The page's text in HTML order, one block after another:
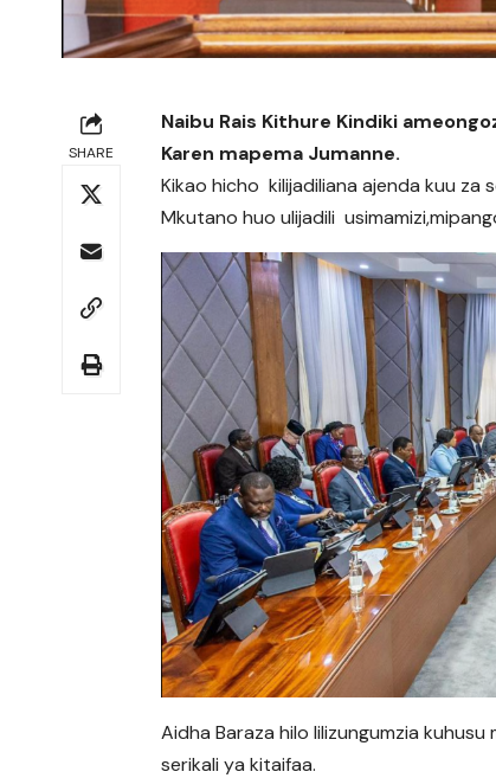
SHARE
Naibu Rais Kithure Kindiki
Karen mapema Jumanne.
Kikao hicho kilijadiliana ajenda kuu za
Mkutano huo ulijadili
Aidha Baraza hilo lilizungumzia
serikali ya kitaifaa.